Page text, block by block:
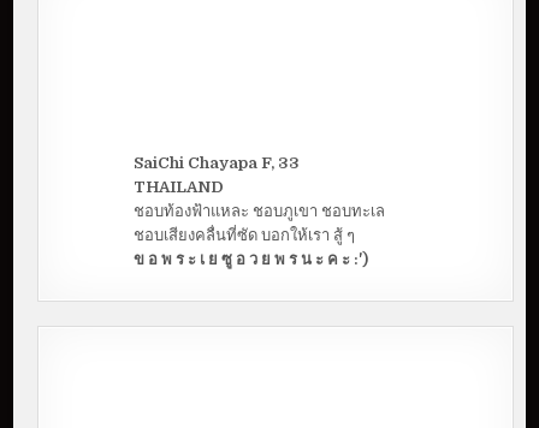
SaiChi Chayapa F, 33
THAILAND
ชอบท้องฟ้าแหละ ชอบภูเขา ชอบทะเล
ชอบเสียงคลื่นที่ซัด บอกให้เรา สู้ ๆ
ข อ พ ร ะ เ ย ซู อ ว ย พ ร น ะ ค ะ :')